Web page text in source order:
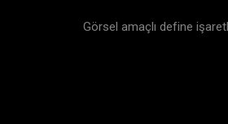
Görsel amaçlı define